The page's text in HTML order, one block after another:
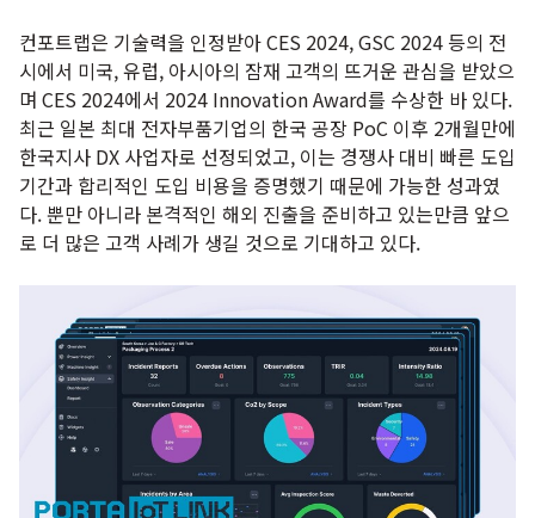
컨포트랩은 기술력을 인정받아 CES 2024, GSC 2024 등의 전
시에서 미국, 유럽, 아시아의 잠재 고객의 뜨거운 관심을 받았으
며 CES 2024에서 2024 Innovation Award를 수상한 바 있다.
최근 일본 최대 전자부품기업의 한국 공장 PoC 이후 2개월만에
한국지사 DX 사업자로 선정되었고, 이는 경쟁사 대비 빠른 도입
기간과 합리적인 도입 비용을 증명했기 때문에 가능한 성과였
다. 뿐만 아니라 본격적인 해외 진출을 준비하고 있는만큼 앞으
로 더 많은 고객 사례가 생길 것으로 기대하고 있다.